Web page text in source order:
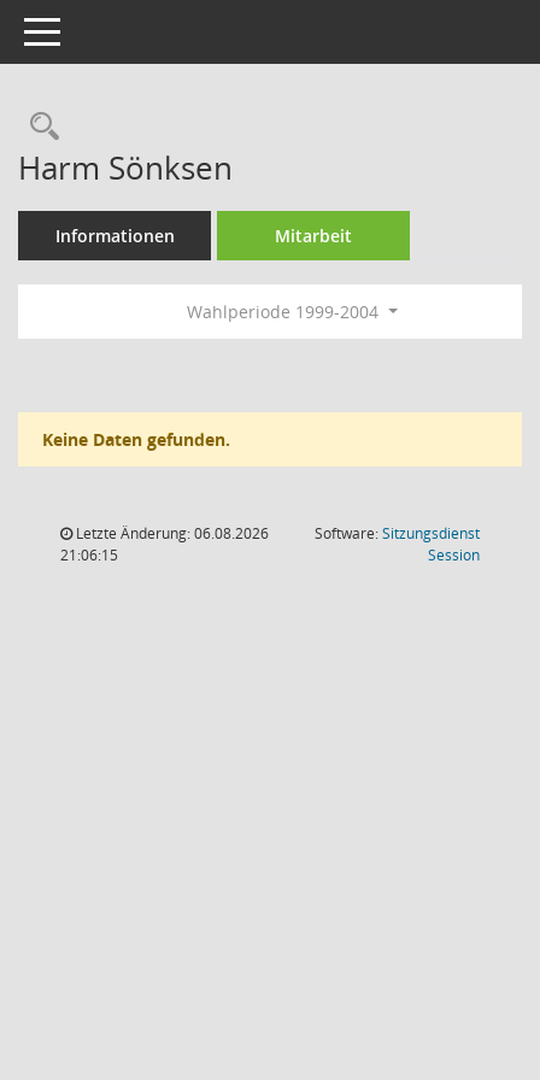
Toggle navigation
Rechercheauswahl
Harm Sönksen
Informationen Mitarbeit
Wahlperiode 1999-2004
Keine Daten gefunden.
Letzte Änderung: 06.08.2026
21:06:15
Software:Sitzungsdienst
Session(Wird in